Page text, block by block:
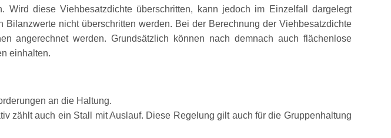
Wird diese Viehbesatzdichte überschritten, kann jedoch im Einzelfall dargelegt
nicht überschritten werden. Bei der Berechnung der Viehbesatzdichte
angerechnet werden. Grundsätzlich können nach demnach auch flächenlose
einhalten.
an die Haltung.
zählt auch ein Stall mit Auslauf. Diese Regelung gilt auch für die Gruppenhaltung